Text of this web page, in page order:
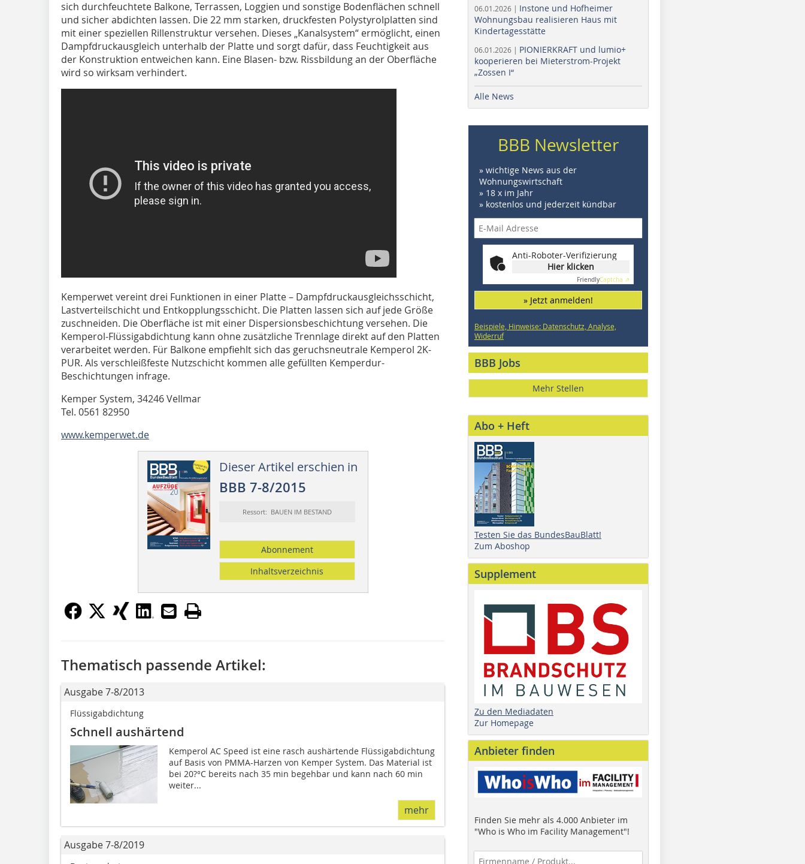
sich durchfeuchtete Balkone, Terrassen, Loggien und sonstige Bodenflächen schnell
und sicher abdichten lassen. Die 22 mm starken, druckfesten Polystyrolplatten sind
mit einer speziellen Rillenstruktur versehen. Dieses „Kanalsystem“ ermöglicht, einen
Dampfdruckausgleich unterhalb der Platte und sorgt dafür, dass Feuchtigkeit aus
der Konstruktion entweichen kann. Eine Blasen- bzw. Rissbildung an der Oberfläche
wird so wirksam verhindert.
Kemperwet vereint drei Funktionen in einer Platte – Dampfdruckausgleichsschicht,
Lastverteilschicht und Entkopplungsschicht. Die Platten lassen sich auf jede Größe
zuschneiden. Die Oberfläche ist mit einer Dispersionsbeschichtung versehen. Die
Kemperol-Flüssigabdichtung kann ohne zusätzliche Trennlage direkt auf den Platten
verarbeitet werden. Für Balkone empfiehlt sich das geruchsneutrale Kemperol 2K-
PUR. Als verschleißfeste Nutzschicht kom­­men alle gefüllten Kemperdur-
Beschichtungen infrage.
Kemper System, 34246 Vellmar
Tel. 0561 82950
www.kemperwet.de
Dieser Artikel erschien in
BBB 7-8/2015
Ressort: BAUEN IM BESTAND
Abonnement
Inhaltsverzeichnis
Thematisch passende Artikel:
Ausgabe 7-8/2013
Flüssigabdichtung
Schnell aushärtend
Kemperol AC Speed ist eine rasch aushärtende Flüssigabdichtung
auf Basis von PMMA-Harzen von Kemper System. Das Material ist
bei 20?°C bereits nach 35 min begehbar und kann nach 60 min
weiter...
mehr
Ausgabe 7-8/2019
06.01.2026 | Instone und Hofheimer
Wohnungsbau realisieren Haus mit
Kindertagesstätte
06.01.2026 | PIONIERKRAFT und lumio+
kooperieren bei Mieterstrom-Projekt
„Zossen I“
Alle News
BBB Newsletter
» wichtige News aus der
Wohnungswirtschaft
» 18 x im Jahr
» kostenlos und jederzeit kündbar
Anti-Roboter-Verifizierung
Hier klicken
FriendlyCaptcha ⇗
» Jetzt anmelden!
Beispiele, Hinweise: Datenschutz, Analyse,
Widerruf
BBB Jobs
Mehr Stellen
Abo + Heft
Testen Sie das BundesBauBlatt!
Zum Aboshop
Supplement
Zu den Mediadaten
Zur Homepage
Anbieter finden
Finden Sie mehr als 4.000 Anbieter im
"Who is Who im Facility Management"!